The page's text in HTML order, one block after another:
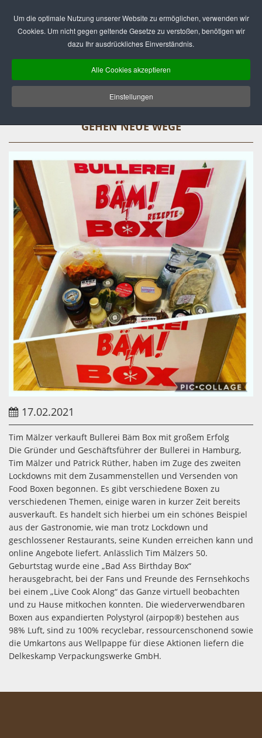
Um die optimale Nutzung unserer Website zu ermöglichen, verwenden wir
Cookies. Um nicht gegen geltende Gesetze zu verstoßen, benötigen wir
dazu Ihr ausdrückliches Einverständnis.
Alle Cookies akzeptieren
Einstellungen
GEHEN NEUE WEGE
17.02.2021
Tim Mälzer verkauft Bullerei Bäm Box mit großem Erfolg
Die Gründer und Geschäftsführer der Bullerei in Hamburg,
Tim Mälzer und Patrick Rüther, haben im Zuge des zweiten
Lockdowns mit dem Zusammenstellen und Versenden von
Food Boxen begonnen. Es gibt verschiedene Boxen zu
verschiedenen Themen, einige waren in kurzer Zeit bereits
ausverkauft. Es handelt sich hierbei um ein schönes Beispiel
aus der Gastronomie, wie man trotz Lockdown und
geschlossener Restaurants, seine Kunden erreichen kann und
online Angebote liefert. Anlässlich Tim Mälzers 50.
Geburtstag wurde eine „Bad Ass Birthday Box“
herausgebracht, bei der Fans und Freunde des Fernsehkochs
bei einem „Live Cook Along“ das Ganze virtuell beobachten
und zu Hause mitkochen konnten. Die wiederverwendbaren
Boxen aus expandierten Polystyrol (airpop®) bestehen aus
98% Luft, sind zu 100% recyclebar, ressourcenschonend sowie
die Umkartons aus Wellpappe für diese Aktionen liefern die
Delkeskamp Verpackungswerke GmbH.